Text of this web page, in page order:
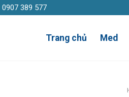
0907 389 577
Trang chủ Med